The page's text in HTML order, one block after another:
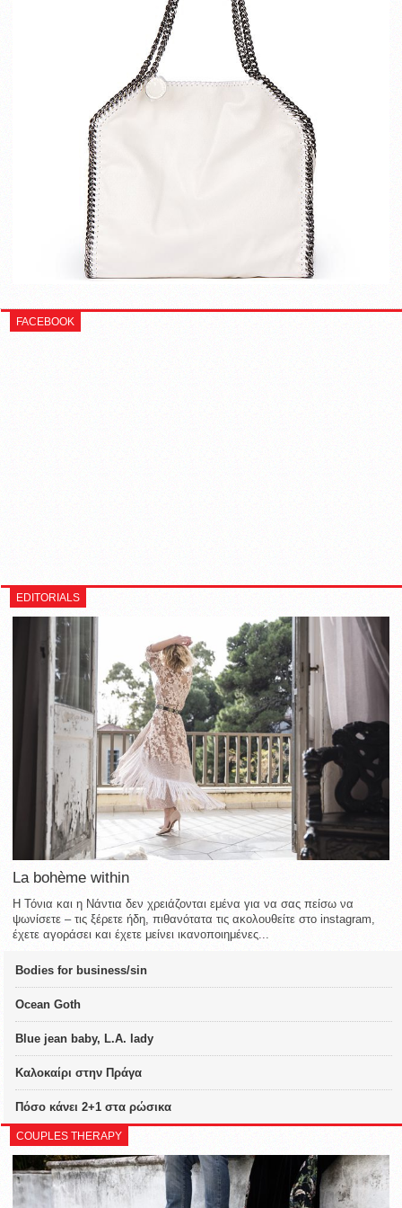
FACEBOOK
EDITORIALS
La bohème within
Η Τόνια και η Νάντια δεν χρειάζονται εμένα για να σας πείσω να
ψωνίσετε – τις ξέρετε ήδη, πιθανότατα τις ακολουθείτε στο instagram,
έχετε αγοράσει και έχετε μείνει ικανοποιημένες...
Bodies for business/sin
Ocean Goth
Blue jean baby, L.A. lady
Καλοκαίρι στην Πράγα
Πόσο κάνει 2+1 στα ρώσικα
COUPLES THERAPY